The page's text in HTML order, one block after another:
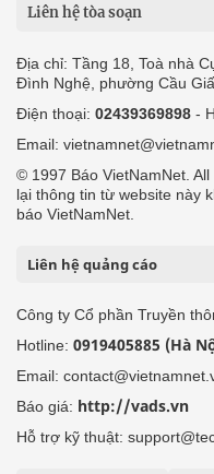
Liên hệ tòa soạn
Địa chỉ: Tầng 18, Toà nhà
Đình Nghệ, phường Cầu
Điện thoại: 02439369898 -
Email:
© 1997 Báo VietNamNet.
lại thông tin từ website này
báo VietNamNet.
Liên hệ quảng cáo
Công ty Cổ phần Truyền
Hotline: 0919405885 (Hà
Email:
Báo giá: http://vads.vn
Hỗ trợ kỹ thuật: